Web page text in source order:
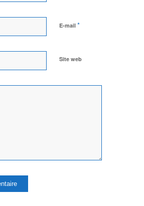
E-mail *
Site web